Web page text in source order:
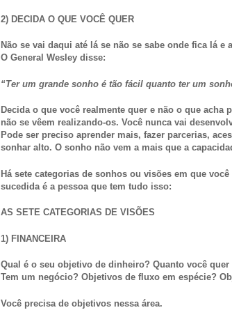
2) DECIDA O QUE VOCÊ QUER
Não se vai daqui até lá se não se sabe onde fica lá
O General Wesley disse:
“Ter um grande sonho é tão fácil quanto ter um
Decida o que você realmente quer e não o que
não se vêem realizando-os. Você nunca vai
Pode ser preciso aprender mais, fazer parcerias,
sonhar alto. O sonho não vem a mais que a
Há sete categorias de sonhos ou visões em que
sucedida é a pessoa que tem tudo isso:
AS SETE CATEGORIAS DE VISÕES
1) FINANCEIRA
Qual é o seu objetivo de dinheiro? Quanto você
Tem um negócio? Objetivos de fluxo em espécie?
Você precisa de objetivos nessa área.